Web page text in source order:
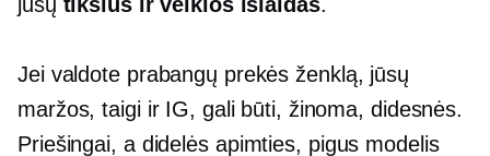
Jei valdote prabangų prekės ženklą, jūsų
maržos, taigi ir IG, gali būti, žinoma, didesnės.
Priešingai, a didelės apimties, pigus modelis